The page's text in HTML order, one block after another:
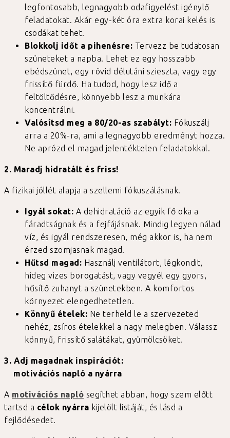
legfontosabb, legnagyobb odafigyelést igénylő
feladatokat. Akár egy-két óra extra korai kelés is
csodákat tehet.
Blokkolj időt a pihenésre: Tervezz be tudatosan
szüneteket a napba. Lehet ez egy hosszabb
ebédszünet, egy rövid délutáni szieszta, vagy egy
frissítő fürdő. Ha tudod, hogy lesz idő a
feltöltődésre, könnyebb lesz a munkára
koncentrálni.
Valósítsd meg a 80/20-as szabályt: Fókuszálj
arra a 20%-ra, ami a legnagyobb eredményt hozza.
Ne aprózd el magad jelentéktelen feladatokkal.
2. Maradj hidratált és friss!
A fizikai jóllét alapja a szellemi fókuszálásnak.
Igyál sokat: A dehidratáció az egyik fő oka a
fáradtságnak és a fejfájásnak. Mindig legyen nálad
víz, és igyál rendszeresen, még akkor is, ha nem
érzed szomjasnak magad.
Hűtsd magad: Használj ventilátort, légkondit,
hideg vizes borogatást, vagy vegyél egy gyors,
hűsítő zuhanyt a szünetekben. A komfortos
környezet elengedhetetlen.
Könnyű ételek: Ne terheld le a szervezeted
nehéz, zsíros ételekkel a nagy melegben. Válassz
könnyű, frissítő salátákat, gyümölcsöket.
3. Adj magadnak inspirációt:
motivációs napló a nyárra
A motivációs napló segíthet abban, hogy szem előtt
tartsd a célok nyárra kijelölt listáját, és lásd a
fejlődésedet.